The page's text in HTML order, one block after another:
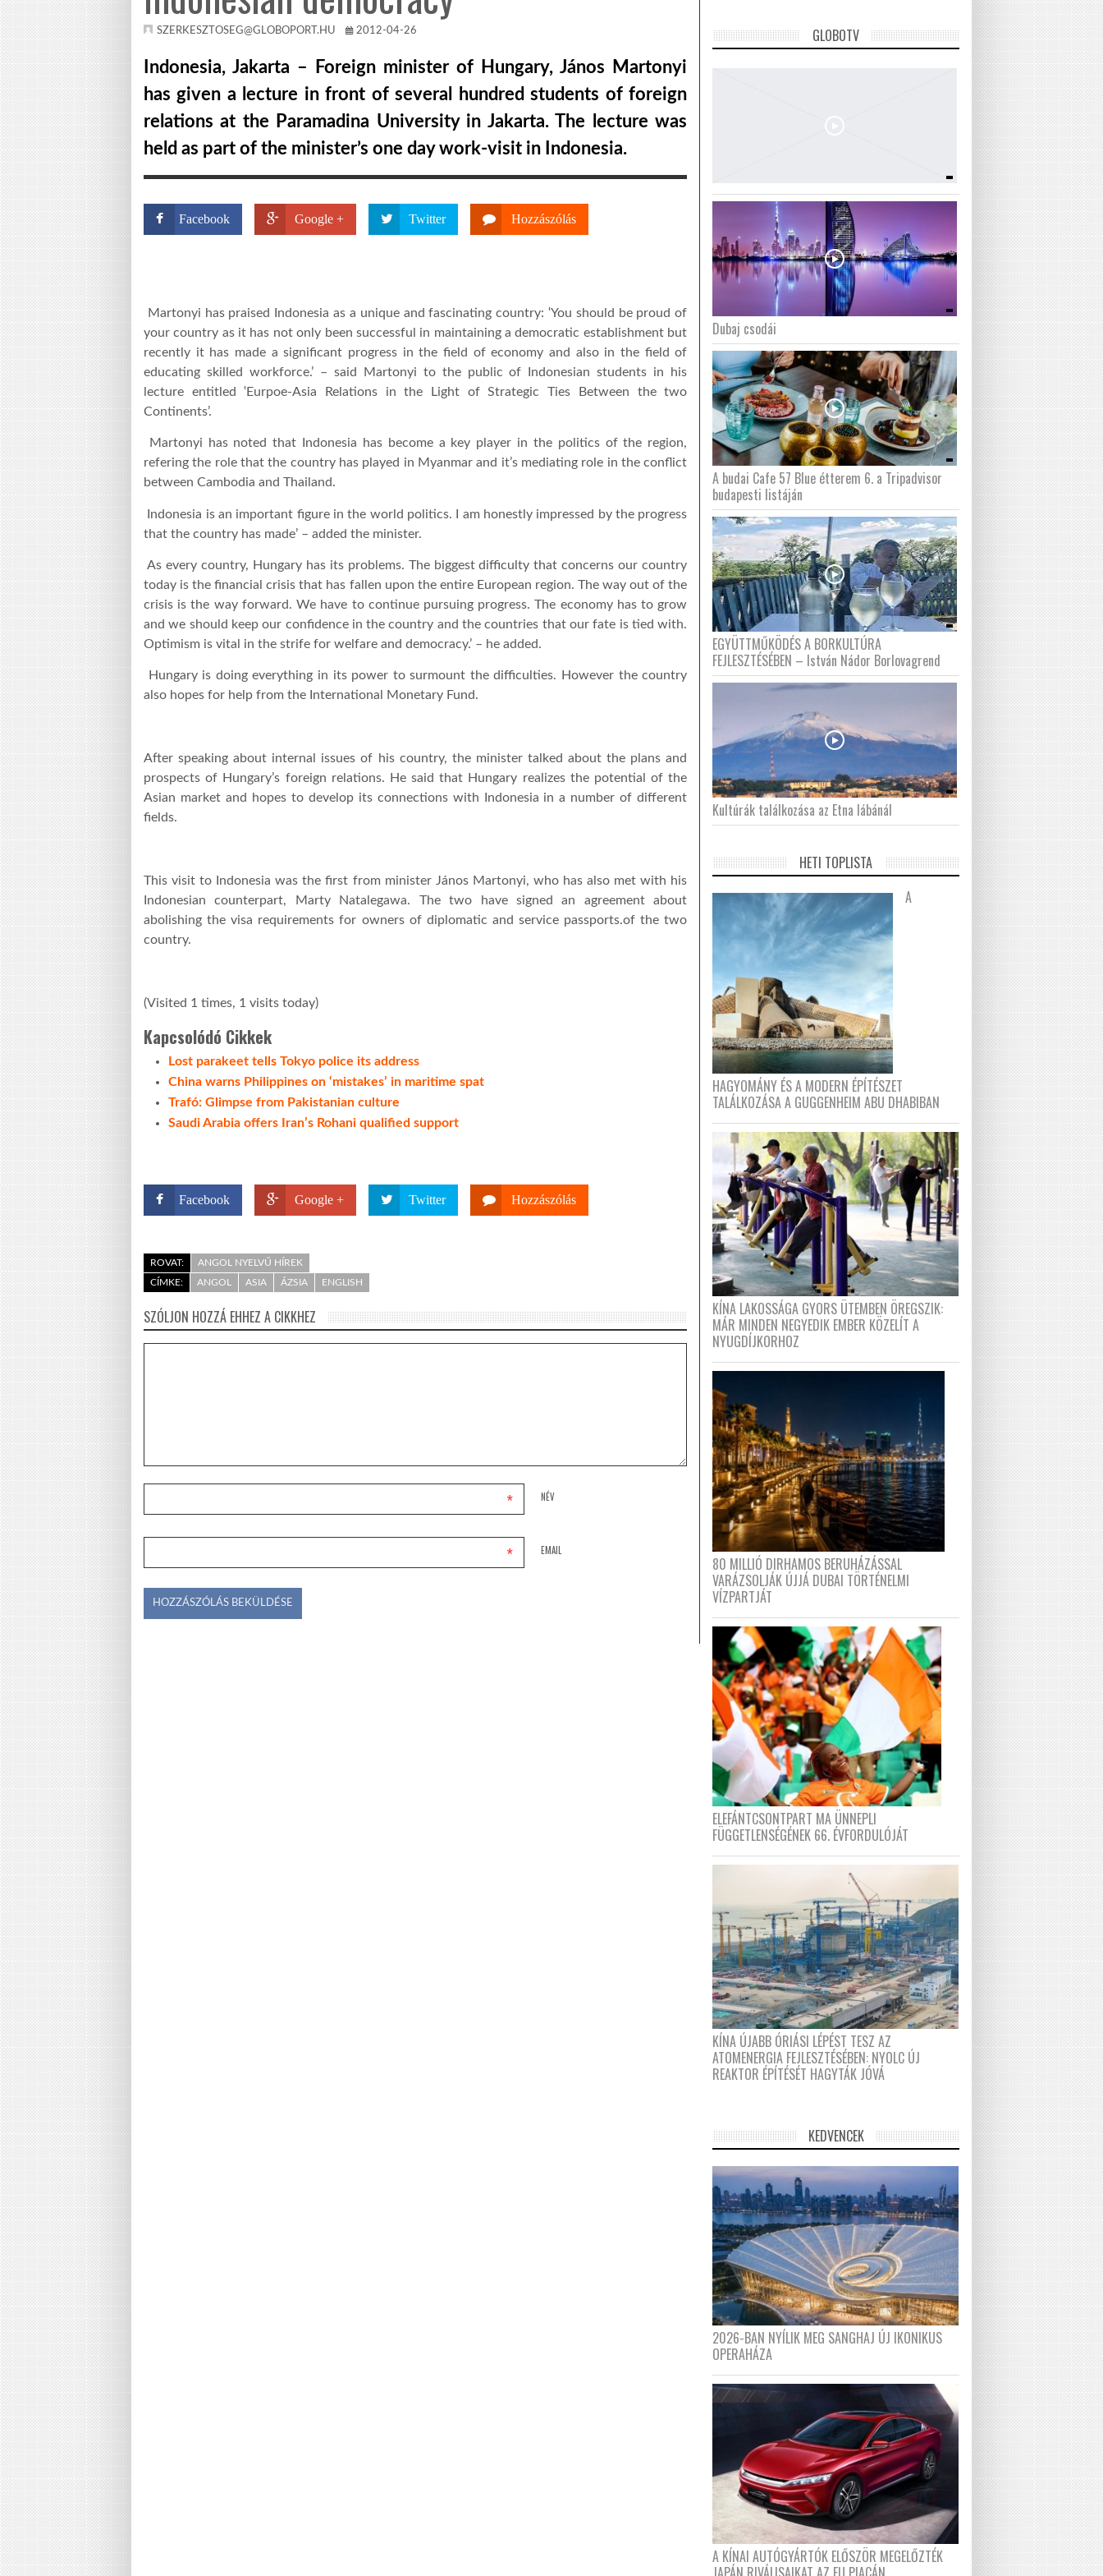
SZERKESZTOSEG@GLOBOPORT.HU 2012-04-26
Indonesia, Jakarta –
Foreign minister of Hungary, János Martonyi
has given a lecture in front of several hundred students of foreign
relations at the Paramadina University in Jakarta. The lecture was
held as part of the minister’s one day work-visit in Indonesia.
Facebook Google + Twitter Hozzászólás
Martonyi has praised Indonesia as a unique and fascinating country: ‛You should be proud of
your country as it has not only been successful in maintaining a democratic establishment but
recently it has made a significant progress in the field of economy and also in the field of
educating skilled workforce.’ – said Martonyi to the public of Indonesian students in his
lecture entitled ‛Eurpoe-Asia Relations in the Light of Strategic Ties Between the two
Continents’.
Martonyi has noted that Indonesia has become a key player in the politics of the region,
refering the role that the country has played in Myanmar and it’s mediating role in the conflict
between Cambodia and Thailand.
Indonesia is an important figure in the world politics. I am honestly impressed by the progress
that the country has made’ – added the minister.
As every country, Hungary has its problems. The biggest difficulty that concerns our country
today is the financial crisis that has fallen upon the entire European region. The way out of the
crisis is the way forward. We have to continue pursuing progress. The economy has to grow
and we should keep our confidence in the country and the countries that our fate is tied with.
Optimism is vital in the strife for welfare and democracy.’ – he added.
Hungary is doing everything in its power to surmount the difficulties. However the country
also hopes for help from the International Monetary Fund.
After speaking about internal issues of his country, the minister talked about the plans and
prospects of Hungary’s foreign relations. He said that Hungary realizes the potential of the
Asian market and hopes to develop its connections with Indonesia in a number of different
fields.
This visit to Indonesia was the first from minister János Martonyi, who has also met with his
Indonesian counterpart, Marty Natalegawa. The two have signed an agreement about
abolishing the visa requirements for owners of diplomatic and service passports.of the two
country.
(Visited 1 times, 1 visits today)
Kapcsolódó Cikkek
Lost parakeet tells Tokyo police its address
China warns Philippines on ‘mistakes’ in maritime spat
Trafó: Glimpse from Pakistanian culture
Saudi Arabia offers Iran’s Rohani qualified support
Facebook Google + Twitter Hozzászólás
ROVAT:
ANGOL NYELVŰ HÍREK
CÍMKE:
ANGOL ASIA ÁZSIA ENGLISH
SZÓLJON HOZZÁ EHHEZ A CIKKHEZ
NÉV
*
EMAIL
*
GLOBOTV
Dubaj csodái
A budai Cafe 57 Blue étterem 6. a Tripadvisor
budapesti listáján
EGYÜTTMŰKÖDÉS A BORKULTÚRA
FEJLESZTÉSÉBEN – István Nádor Borlovagrend
Kultúrák találkozása az Etna lábánál
HETI TOPLISTA
A
HAGYOMÁNY ÉS A MODERN ÉPÍTÉSZET
TALÁLKOZÁSA A GUGGENHEIM ABU DHABIBAN
KÍNA LAKOSSÁGA GYORS ÜTEMBEN ÖREGSZIK:
MÁR MINDEN NEGYEDIK EMBER KÖZELÍT A
NYUGDÍJKORHOZ
80 MILLIÓ DIRHAMOS BERUHÁZÁSSAL
VARÁZSOLJÁK ÚJJÁ DUBAI TÖRTÉNELMI
VÍZPARTJÁT
ELEFÁNTCSONTPART MA ÜNNEPLI
FÜGGETLENSÉGÉNEK 66. ÉVFORDULÓJÁT
KÍNA ÚJABB ÓRIÁSI LÉPÉST TESZ AZ
ATOMENERGIA FEJLESZTÉSÉBEN: NYOLC ÚJ
REAKTOR ÉPÍTÉSÉT HAGYTÁK JÓVÁ
KEDVENCEK
2026-BAN NYÍLIK MEG SANGHAJ ÚJ IKONIKUS
OPERAHÁZA
A KÍNAI AUTÓGYÁRTÓK ELŐSZÖR MEGELŐZTÉK